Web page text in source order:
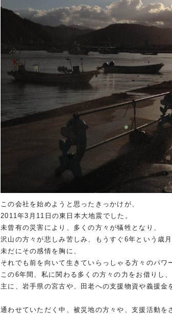
この会社を始めようと思ったきっかけが、
2011年3月11日の東日本大地震でした。
未曾有の災害により、多くの方々が犠牲となり、
沢山の方々が悲しみ苦しみ、もうすぐ6年という歳月
未だにその感情を胸に、
それでも前を向いて生きていらっしゃる方々のパワ
この6年間、私に関わる多くの方々の力をお借りし、
主に、岩手県の宮古や、田老への支援物資や義援金
通わせていただく中、被災地の方々や、支援活動を